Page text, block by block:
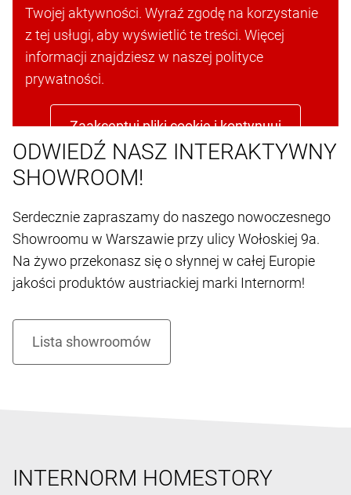
Twojej aktywności. Wyraź zgodę na korzystanie
z tej usługi, aby wyświetlić te treści. Więcej
informacji znajdziesz w naszej polityce
prywatności.
Zaakceptuj pliki cookie i kontynuuj
ODWIEDŹ NASZ INTERAKTYWNY
SHOWROOM!
Serdecznie zapraszamy do naszego nowoczesnego
Showroomu w Warszawie przy ulicy Wołoskiej 9a.
Na żywo przekonasz się o słynnej w całej Europie
jakości produktów austriackiej marki Internorm!
INTERNORM HOMESTORY